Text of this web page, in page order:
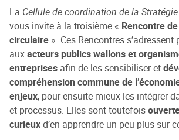
La Cellule de coordination de la
vous invite à la troisième « Rencontre
circulaire ». Ces Rencontres
auxacteurs publics wallons et
entreprises afin de les sensibiliser et
compréhension commune de
enjeux, pour ensuite mieux les intégrer
et processus. Elles sont toutefois
curieuxd’en apprendre un peu plus sur